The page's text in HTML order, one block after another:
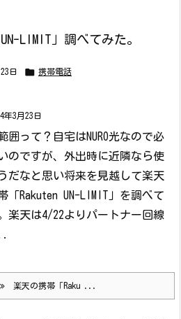
LIMIT」調べてみた。
日  携帯電話
年3月23日
囲って？ 自宅はNURO光なので必
のですが、外出時に近隣なら使
だなと思い将来を見越して楽天
「Rakuten UN-LIMIT」を調べて
楽天は4/22よりパートナー回線
楽天の携帯「Raku ...